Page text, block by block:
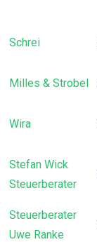
Schrei
Milles & Strobel
Wira
Stefan Wick
Steuerberater
Steuerberater
Uwe Ranke